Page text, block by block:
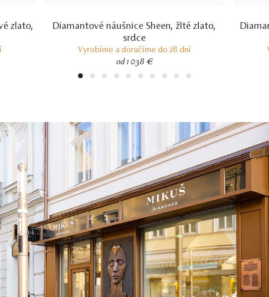
zlato,
Diamantové náušnice Sheen, žlté zlato,
srdce
Vyrobíme a doručíme do 28 dní
od 1 038 €
1 2 3 4 5 6 7 8 9 10